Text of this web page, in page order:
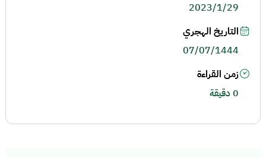
2023/1/29
التاريخ الهجري
07/07/1444
زمن القراءة
0 دقيقة